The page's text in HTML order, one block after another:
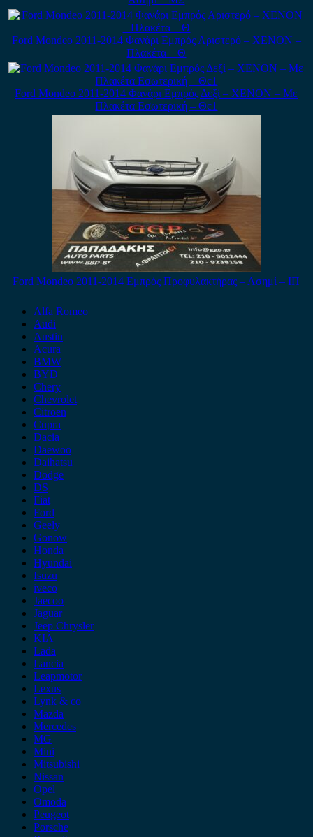
Ford Mondeo 2011-2014 Φανάρι Εμπρός Αριστερό – XENON –
Πλακέτα – Θ
Ford Mondeo 2011-2014 Φανάρι Εμπρός Δεξί – XENON – Με
Πλακέτα Εσωτερική – Θc1
Ford Mondeo 2011-2014 Εμπρός Προφυλακτήρας – Ασημί – ΙΠ
Alfa Romeo
Audi
Austin
Acura
BMW
BYD
Chery
Chevrolet
Citroen
Cupra
Dacia
Daewoo
Daihatsu
Dodge
DS
Fiat
Ford
Geely
Gonow
Honda
Hyundai
Isuzu
iveco
Jaecoo
Jaguar
Jeep Chrysler
KIA
Lada
Lancia
Leapmotor
Lexus
Lynk & co
Mazda
Mercedes
MG
Mini
Mitsubishi
Nissan
Opel
Omoda
Peugeot
Porsche